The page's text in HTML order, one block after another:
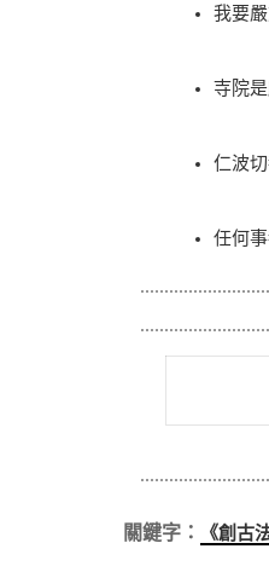
我要
寺院
仁波
任何
關鍵字： 《創古